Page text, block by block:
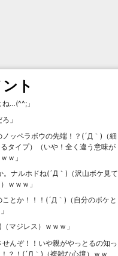
ト
ね…(^^; 」
ろ 」
ノッペラボウの先端！？(´Д｀)（細
タイプ）（いや！全く違う意味が
ｗ 」
。ナルホドね(´Д｀)（沢山ボケ見て
ｗｗｗ 」
とか！！！(´Д｀)（自分のボケと
」
マジレス）ｗｗｗ 」
せんぞ！！いや親がやっとるの知っ
？！(´Д｀)（複雑な心境）ｗｗ